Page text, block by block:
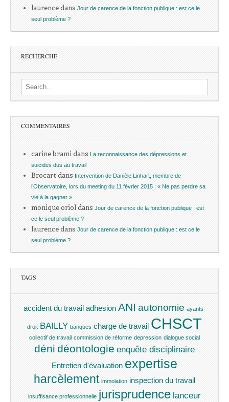
laurencedans Jour de carence de la fonction publique : est ce le
seul problème ?
RECHERCHE
Search for:
COMMENTAIRES
carine bramidans La reconnaissance des dépressions et
suicides dus au travail
Brocartdans Intervention de Danièle Linhart, membre de
l’Observatoire, lors du meeting du 11 février 2015 : « Ne pas perdre sa
vie à la gagner »
monique orioldans Jour de carence de la fonction publique : est
ce le seul problème ?
laurencedans Jour de carence de la fonction publique : est ce le
seul problème ?
TAGS
accident du travail adhesion ANI autonomie ayants-
droit BAILLY banques charge de travail CHSCT
collectif de travail commission de réforme depression dialogue social
déni déontologie enquête disciplinaire
Entretien d'évaluation expertise
harcèlement immolation inspection du travail
insuffisance professionnelle jurisprudence lanceur